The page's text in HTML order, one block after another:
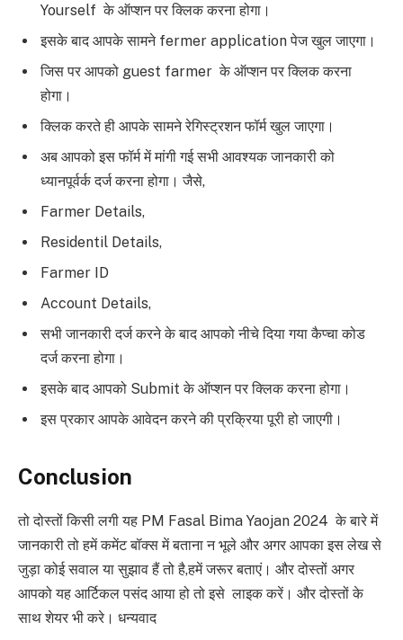
Yourself के ऑप्शन पर क्लिक करना होगा।
इसके बाद आपके सामने fermer application पेज खुल जाएगा।
जिस पर आपको guest farmer के ऑप्शन पर क्लिक करना
होगा।
क्लिक करते ही आपके सामने रेगिस्ट्रशन फॉर्म खुल जाएगा।
अब आपको इस फॉर्म में मांगी गई सभी आवश्यक जानकारी को
ध्यानपूर्वर्क दर्ज करना होगा। जैसे,
Farmer Details,
Residentil Details,
Farmer ID
Account Details,
सभी जानकारी दर्ज करने के बाद आपको नीचे दिया गया कैप्चा कोड
दर्ज करना होगा।
इसके बाद आपको Submit के ऑप्शन पर क्लिक करना होगा।
इस प्रकार आपके आवेदन करने की प्रक्रिया पूरी हो जाएगी।
Conclusion
तो दोस्तों किसी लगी यह PM Fasal Bima Yaojan 2024 के बारे में
जानकारी तो हमें कमेंट बॉक्स में बताना न भूले और अगर आपका इस लेख से
जुड़ा कोई सवाल या सुझाव हैं तो है,हमें जरूर बताएं। और दोस्तों अगर
आपको यह आर्टिकल पसंद आया हो तो इसे लाइक करें। और दोस्तों के
साथ शेयर भी करे। धन्यवाद